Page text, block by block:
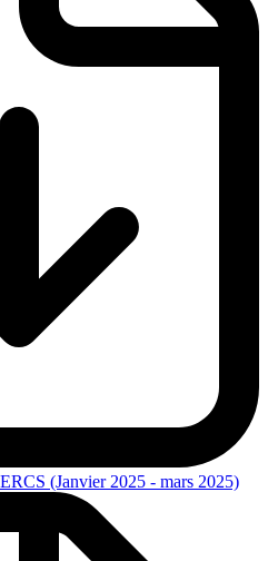
(Janvier 2025 - mars 2025)